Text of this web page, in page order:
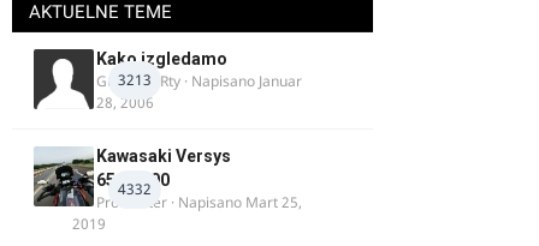
AKTUELNE TEME
3213
Kako izgledamo
Guest diRRty · Napisano Januar
28, 2006
4332
Kawasaki Versys
650/1000
ProMaster · Napisano Mart 25,
2019